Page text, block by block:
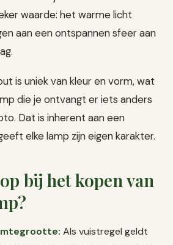
waarde: het warme licht
aan een ontspannen sfeer aan
is uniek van kleur en vorm, wat
die je ontvangt er iets anders
Dat is inherent aan een
elke lamp zijn eigen karakter.
bij het kopen van
Als vuistregel geldt